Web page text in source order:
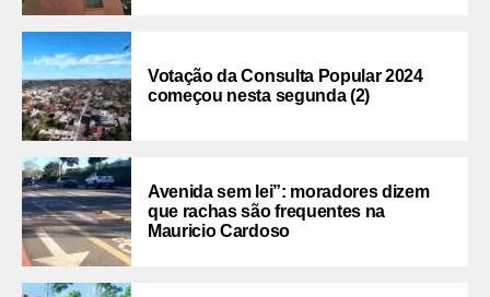
Votação da Consulta Popular 2024
começou nesta segunda (2)
Avenida sem lei”: moradores dizem
que rachas são frequentes na
Mauricio Cardoso